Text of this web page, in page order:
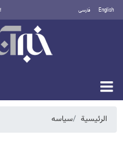
English فارسی
الرئيسية سیاسه